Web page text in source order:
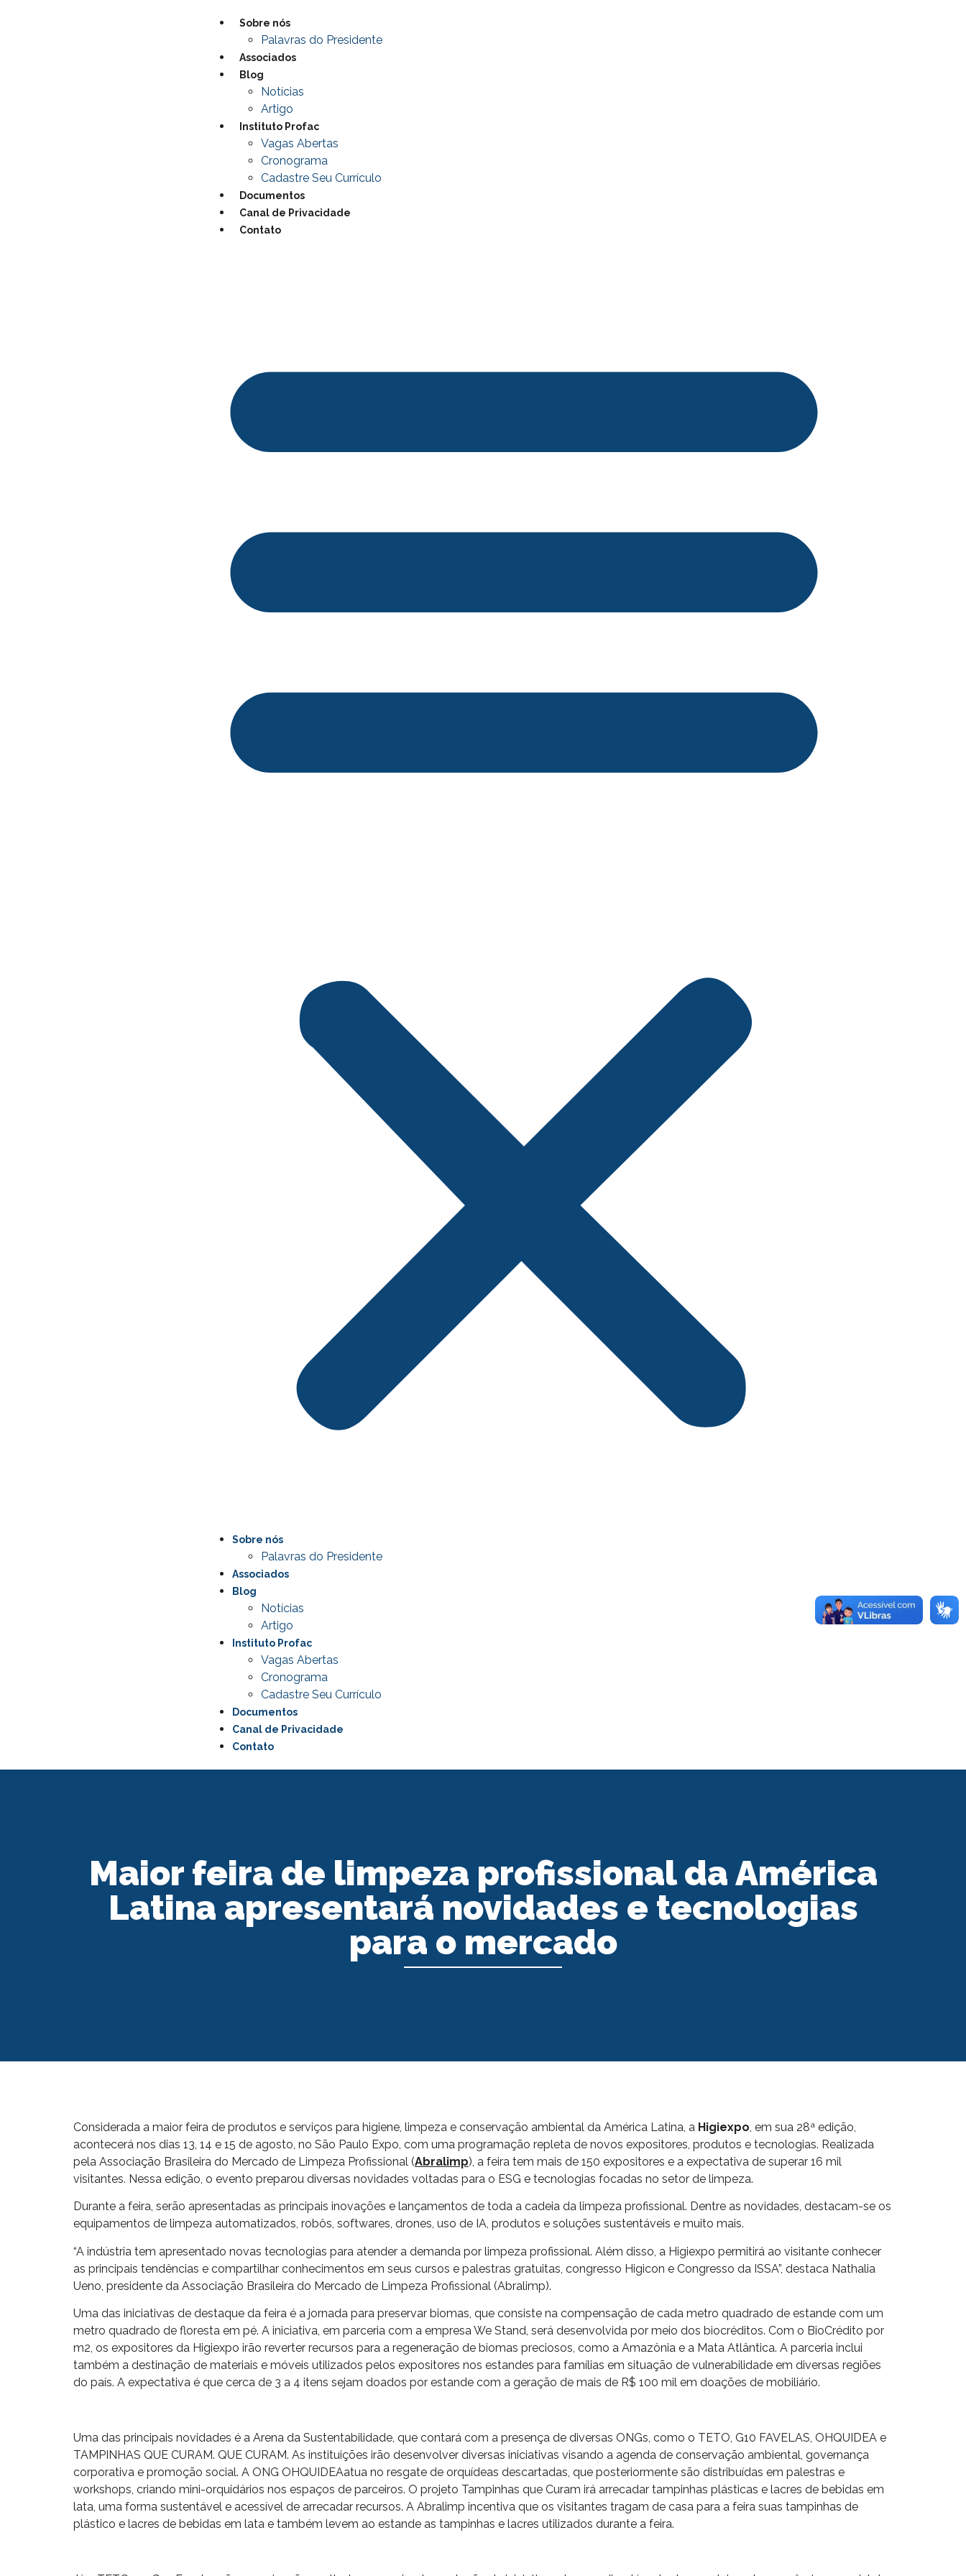
Sobre nós
Palavras do Presidente
Associados
Blog
Notícias
Artigo
Instituto Profac
Vagas Abertas
Cronograma
Cadastre Seu Currículo
Documentos
Canal de Privacidade
Contato
Sobre nós
Palavras do Presidente
Associados
Blog
Notícias
Artigo
Instituto Profac
Vagas Abertas
Cronograma
Cadastre Seu Currículo
Documentos
Canal de Privacidade
Contato
Maior feira de limpeza profissional da América
Latina apresentará novidades e tecnologias
para o mercado
Considerada a maior feira de produtos e serviços para higiene, limpeza e conservação ambiental da América Latina, a Higiexpo, em sua 28ª edição,
acontecerá nos dias 13, 14 e 15 de agosto, no São Paulo Expo, com uma programação repleta de novos expositores, produtos e tecnologias. Realizada
pela Associação Brasileira do Mercado de Limpeza Profissional (Abralimp), a feira tem mais de 150 expositores e a expectativa de superar 16 mil
visitantes. Nessa edição, o evento preparou diversas novidades voltadas para o ESG e tecnologias focadas no setor de limpeza.
Durante a feira, serão apresentadas as principais inovações e lançamentos de toda a cadeia da limpeza profissional. Dentre as novidades, destacam-se os
equipamentos de limpeza automatizados, robôs, softwares, drones, uso de IA, produtos e soluções sustentáveis e muito mais.
“A indústria tem apresentado novas tecnologias para atender a demanda por limpeza profissional. Além disso, a Higiexpo permitirá ao visitante conhecer
as principais tendências e compartilhar conhecimentos em seus cursos e palestras gratuitas, congresso Higicon e Congresso da ISSA”, destaca Nathalia
Ueno, presidente da Associação Brasileira do Mercado de Limpeza Profissional (Abralimp).
Uma das iniciativas de destaque da feira é a jornada para preservar biomas, que consiste na compensação de cada metro quadrado de estande com um
metro quadrado de floresta em pé. A iniciativa, em parceria com a empresa We Stand, será desenvolvida por meio dos biocréditos. Com o BioCrédito por
m2, os expositores da Higiexpo irão reverter recursos para a regeneração de biomas preciosos, como a Amazônia e a Mata Atlântica. A parceria inclui
também a destinação de materiais e móveis utilizados pelos expositores nos estandes para famílias em situação de vulnerabilidade em diversas regiões
do país. A expectativa é que cerca de 3 a 4 itens sejam doados por estande com a geração de mais de R$ 100 mil em doações de mobiliário.
Uma das principais novidades é a Arena da Sustentabilidade, que contará com a presença de diversas ONGs, como o TETO, G10 FAVELAS, OHQUIDEA e
TAMPINHAS QUE CURAM. QUE CURAM. As instituições irão desenvolver diversas iniciativas visando a agenda de conservação ambiental, governança
corporativa e promoção social. A ONG OHQUIDEAatua no resgate de orquídeas descartadas, que posteriormente são distribuídas em palestras e
workshops, criando mini-orquidários nos espaços de parceiros. O projeto Tampinhas que Curam irá arrecadar tampinhas plásticas e lacres de bebidas em
lata, uma forma sustentável e acessível de arrecadar recursos. A Abralimp incentiva que os visitantes tragam de casa para a feira suas tampinhas de
plástico e lacres de bebidas em lata e também levem ao estande as tampinhas e lacres utilizados durante a feira.